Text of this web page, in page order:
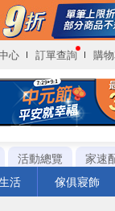
心 訂單查詢 購
活動總覽 家速
活 傢俱寢飾